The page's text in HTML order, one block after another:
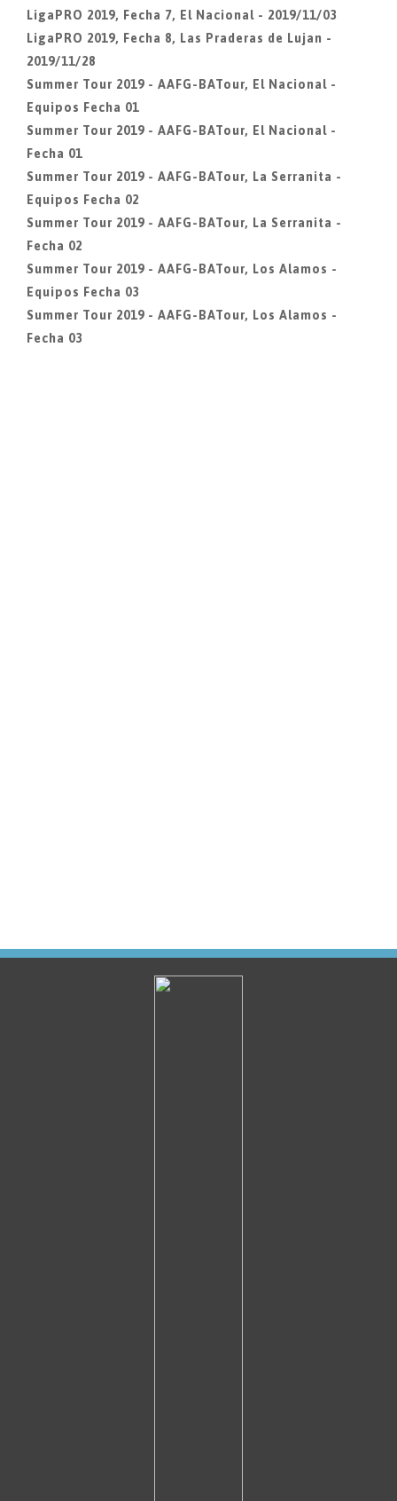
LigaPRO 2019, Fecha 7, El Nacional - 2019/11/03
LigaPRO 2019, Fecha 8, Las Praderas de Lujan -
2019/11/28
Summer Tour 2019 - AAFG-BATour, El Nacional -
Equipos Fecha 01
Summer Tour 2019 - AAFG-BATour, El Nacional -
Fecha 01
Summer Tour 2019 - AAFG-BATour, La Serranita -
Equipos Fecha 02
Summer Tour 2019 - AAFG-BATour, La Serranita -
Fecha 02
Summer Tour 2019 - AAFG-BATour, Los Alamos -
Equipos Fecha 03
Summer Tour 2019 - AAFG-BATour, Los Alamos -
Fecha 03